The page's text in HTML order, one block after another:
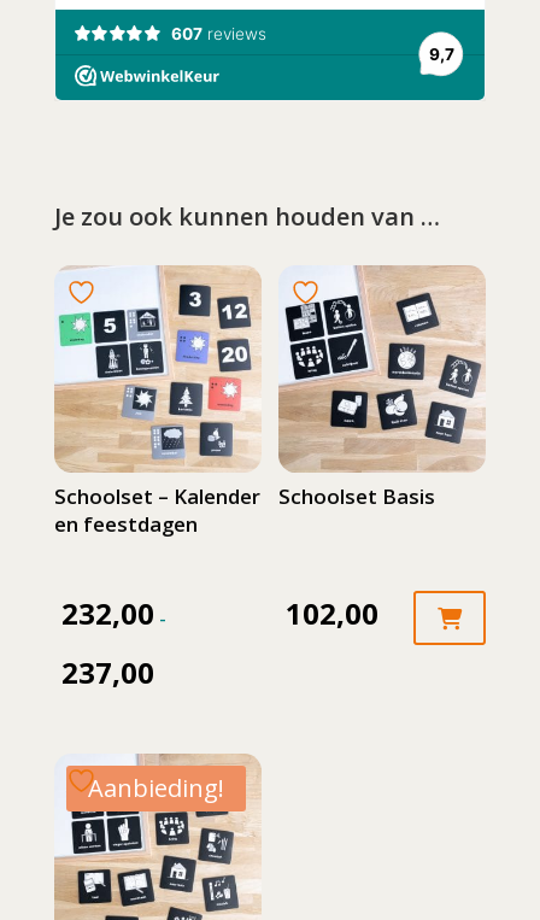
Je zou ook kunnen houden van …
Schoolset – Kalender
en feestdagen
232,00 -
237,00Prijsklasse:
tot
237,00
heeft
meerdere
variaties.
Deze
optie
Schoolset Basis
102,00
Aanbieding!